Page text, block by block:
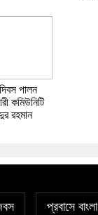
পালন
কমিউনিটি
রহমান
প্রবাসে বাংলা